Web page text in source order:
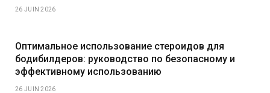
26 JUIN 2026
Оптимальное использование стероидов для
бодибилдеров: руководство по безопасному и
эффективному использованию
26 JUIN 2026